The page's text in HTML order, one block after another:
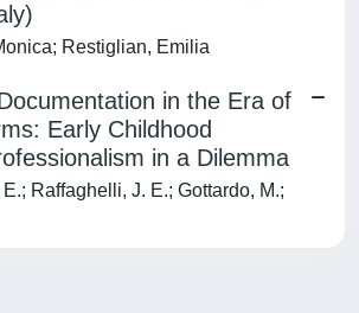
Restiglian, Emilia
in the Era of
Early Childhood
in a Dilemma
Raffaghelli, J. E.; Gottardo, M.;